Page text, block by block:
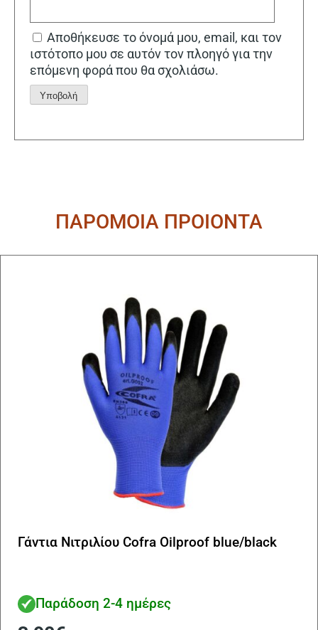
Αποθήκευσε το όνομά μου, email, και τον
ιστότοπο μου σε αυτόν τον πλοηγό για την
επόμενη φορά που θα σχολιάσω.
ΠΑΡΟΜΟΙΑ ΠΡΟΙΟΝΤΑ
Γάντια Νιτριλίου Cofra Oilproof blue/black
Παράδοση 2-4 ημέρες